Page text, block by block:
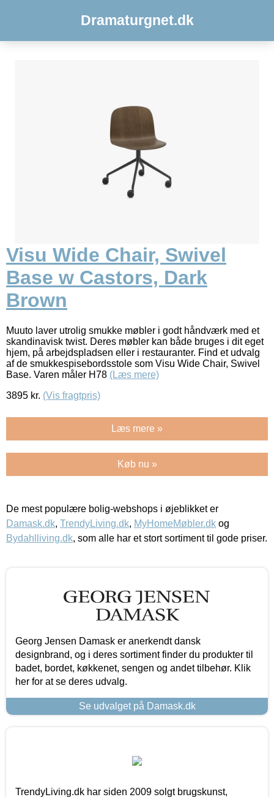
Dramaturgnet.dk
Visu Wide Chair, Swivel
Base w Castors, Dark
Brown
Muuto laver utrolig smukke møbler i godt håndværk med et
skandinavisk twist. Deres møbler kan både bruges i dit eget
hjem, på arbejdspladsen eller i restauranter. Find et udvalg
af de smukkespisebordsstole som Visu Wide Chair, Swivel
Base. Varen måler H78 (Læs mere)
3895 kr. (Vis fragtpris)
Læs mere »
Køb nu »
De mest populære bolig-webshops i øjeblikket er
Damask.dk, TrendyLiving.dk, MyHomeMøbler.dk og
Bydahlliving.dk, som alle har et stort sortiment til gode priser.
Georg Jensen Damask er anerkendt dansk
designbrand, og i deres sortiment finder du produkter til
badet, bordet, køkkenet, sengen og andet tilbehør. Klik
her for at se deres udvalg.
Se udvalget på Damask.dk
TrendyLiving.dk har siden 2009 solgt brugskunst,